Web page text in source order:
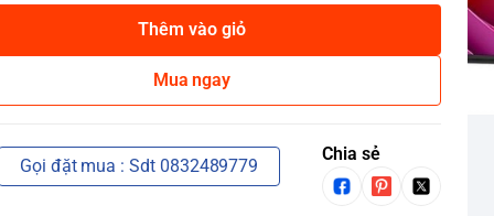
Thêm vào giỏ
Mua ngay
Gọi đặt mua : Sdt 0832489779
Chia sẻ